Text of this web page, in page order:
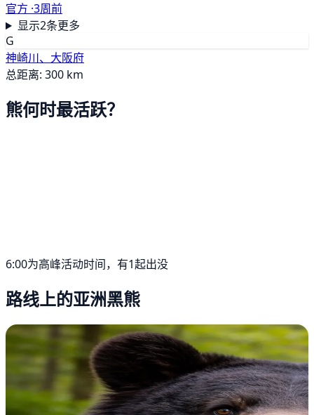
官方 ·3周前
显示2条更多
G
神崎川、大阪府
总距离: 300 km
熊何时最活跃？
6:00为高峰活动时间，有1起出没
路线上的亚洲黑熊